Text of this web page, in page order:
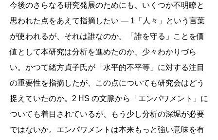
今後のさらなる研究発展のためにも、いくつか不明瞭と
思われた点をあえて指摘したい ― 1「人々」という言葉
が使われるが、それは誰なのか。「誰を守る」ことを価
値として本研究は分析を進めたのか、少々わかりづら
い。かつて緒方貞子氏が「水平的不平等」に対する注目
の重要性を指摘したが、この点についても研究会はどう
捉えていたのか。2 HS の文脈から「エンパワメント」に
ついても着目されているが、もう少し分析の深堀が必要
ではないか。エンパワメントは本来もっと強い意味を有